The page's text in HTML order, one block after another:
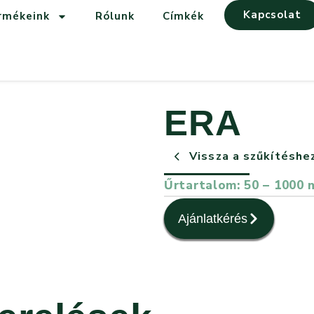
Rólunk Címkék Kapcsolat
ERA
Vissza a
Űrtartalom: 50 – 1000
Ajánlatkérés